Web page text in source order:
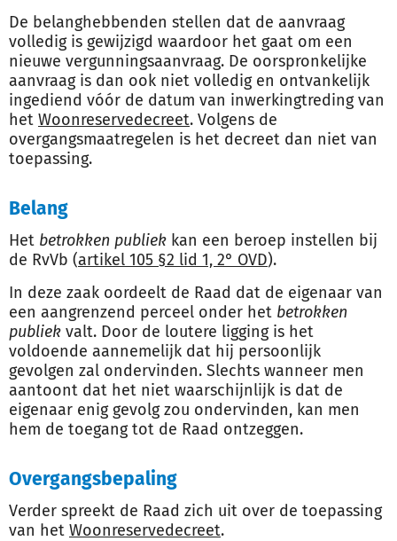
De belanghebbenden stellen dat de aanvraag
volledig is gewijzigd waardoor het gaat om een
nieuwe vergunningsaanvraag. De oorspronkelijke
aanvraag is dan ook niet volledig en ontvankelijk
ingediend vóór de datum van inwerkingtreding van
het Woonreservedecreet. Volgens de
overgangsmaatregelen is het decreet dan niet van
toepassing.
Belang
Het betrokken publiek kan een beroep instellen bij
de RvVb (artikel 105 §2 lid 1, 2° OVD).
In deze zaak oordeelt de Raad dat de eigenaar van
een aangrenzend perceel onder het betrokken
publiek valt. Door de loutere ligging is het
voldoende aannemelijk dat hij persoonlijk
gevolgen zal ondervinden. Slechts wanneer men
aantoont dat het niet waarschijnlijk is dat de
eigenaar enig gevolg zou ondervinden, kan men
hem de toegang tot de Raad ontzeggen.
Overgangsbepaling
Verder spreekt de Raad zich uit over de toepassing
van het Woonreservedecreet.